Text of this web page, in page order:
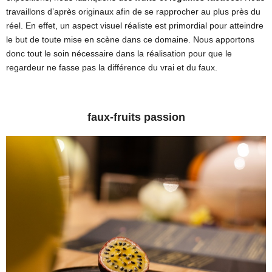
LES FACTICES ALIMENTAIRES
TECHNIQUES ET MATÉRIAUX
CONTACT
travaillons d’après originaux afin de se rapprocher au plus près du
réel. En effet, un aspect visuel réaliste est primordial pour atteindre
le but de toute mise en scène dans ce domaine. Nous apportons
donc tout le soin nécessaire dans la réalisation pour que le
regardeur ne fasse pas la différence du vrai et du faux.
faux-fruits passion